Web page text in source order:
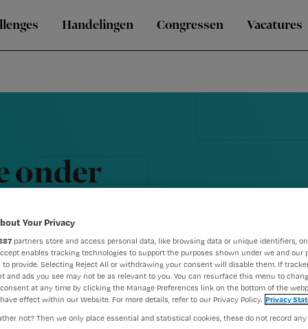
Handelingen Congressen Vacatures
onder
Your Privacy
partners store and access personal data, like browsing data or unique identifiers,
enables tracking technologies to support the purposes shown under we and our
to provide. Selecting Reject All or withdrawing your consent will disable them. If
and ads you see may not be as relevant to you. You can resurface this menu to
at any time by clicking the Manage Preferences link on the bottom of the
effect within our Website. For more details, refer to our Privacy Policy. Privacy
not? Then we only place essential and statistical cookies, these do not record